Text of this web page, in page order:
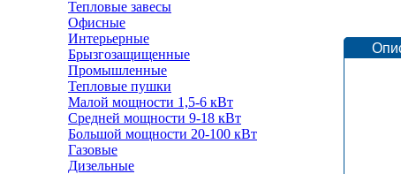
Тепловые завесы
Офисные
Интерьерные
Брызгозащищенные
Промышленные
Тепловые пушки
Малой мощности 1,5-6 кВт
Средней мощности 9-18 кВт
Большой мощности 20-100 кВт
Газовые
Дизельные